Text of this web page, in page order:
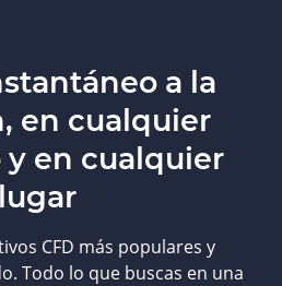
a la
en cualquier
en cualquier
lugar
CFD más populares y
Todo lo que buscas en una